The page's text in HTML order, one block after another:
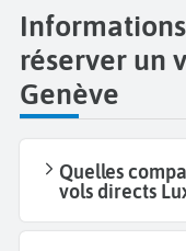
réserver un
Genève
Quelles
vols directs